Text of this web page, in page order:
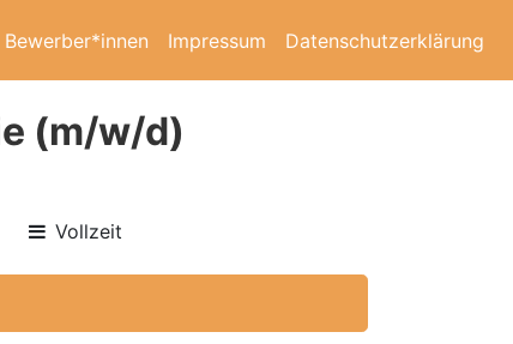
Bewerber*innen Impressum Datenschutzerklärung
(m/w/d)
Vollzeit